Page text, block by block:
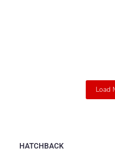
Load
HATCHBACK